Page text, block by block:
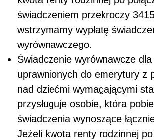
świadczeniem przekroczy
wstrzymamy wypłatę
wyrównawczego.
Świadczenie wyrównawcze
uprawnionych do emerytury z
nad dziećmi wymagającymi
przysługuje osobie, która
świadczenia wynoszące
Jeżeli kwota renty rodzinnej po